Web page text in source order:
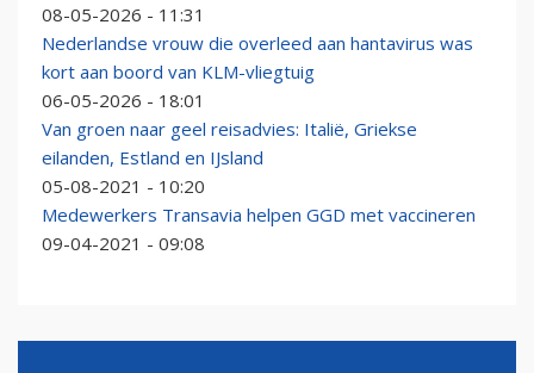
08-05-2026 - 11:31
Nederlandse vrouw die overleed aan hantavirus was
kort aan boord van KLM-vliegtuig
06-05-2026 - 18:01
Van groen naar geel reisadvies: Italië, Griekse
eilanden, Estland en IJsland
05-08-2021 - 10:20
Medewerkers Transavia helpen GGD met vaccineren
09-04-2021 - 09:08